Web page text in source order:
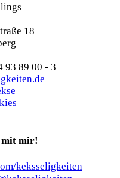
18
93 89 00 - 3
mit mir!
keksseligkeiten